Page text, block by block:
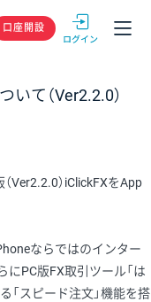
GMOクリック
口座開設
て（Ver2.2.0）
Ver2.2.0）iClickFXをApp
ならではのインター
にPC版FX取引ツール「は
「スピード注文」機能を搭